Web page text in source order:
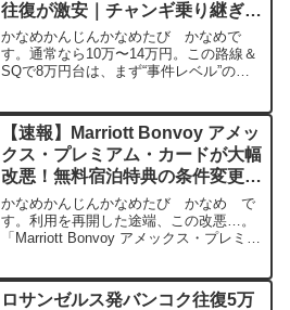
往復が激安｜チャンギ乗り継ぎで
ラウンジ三昧
かなめかんじんかなめたび かなめで
す。通常なら10万〜14万円。この路線＆
SQで8万円台は、まず“事件レベル”の価
見！シアトル発バンコク往復が8万円台前
半またまた北米発...
【速報】Marriott Bonvoy アメッ
クス・プレミアム・カードが大幅
改悪！無料宿泊特典の条件変更と
年会費増額【2025年8月】
かなめかんじんかなめたび かなめ で
す。利用を再開した途端、この改悪…。
「Marriott Bonvoy アメックス・プレミア
改定後（2025年8月21日以降）...
ロサンゼルス発バンコク往復5万